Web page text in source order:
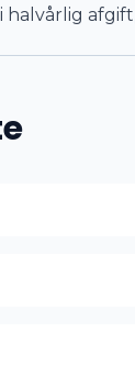
halvårlig